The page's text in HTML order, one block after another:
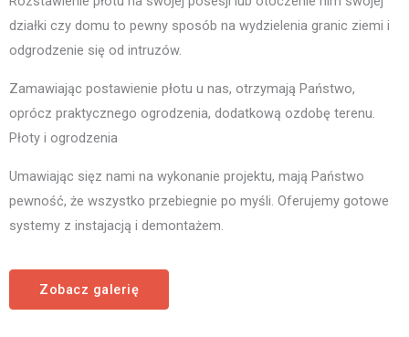
działki czy domu to pewny sposób na wydzielenia granic ziemi i
odgrodzenie się od intruzów.
Zamawiając postawienie płotu u nas, otrzymają Państwo,
oprócz praktycznego ogrodzenia, dodatkową ozdobę terenu.
Płoty i ogrodzenia
Umawiając sięz nami na wykonanie projektu, mają Państwo
pewność, że wszystko przebiegnie po myśli. Oferujemy gotowe
systemy z instajacją i demontażem.
Zobacz galerię